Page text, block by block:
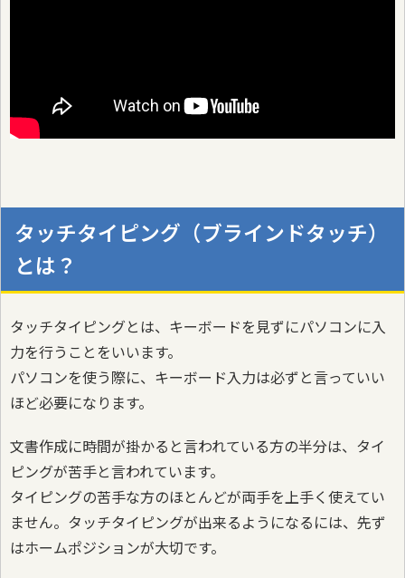
タッチタイピング（ブラインドタッチ）
とは？
タッチタイピングとは、キーボードを見ずにパソコンに入
力を行うことをいいます。
パソコンを使う際に、キーボード入力は必ずと言っていい
ほど必要になります。
文書作成に時間が掛かると言われている方の半分は、タイ
ピングが苦手と言われています。
タイピングの苦手な方のほとんどが両手を上手く使えてい
ません。タッチタイピングが出来るようになるには、先ず
はホームポジションが大切です。